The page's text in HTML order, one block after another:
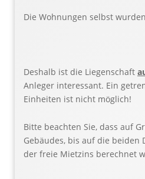
Die Wohnungen selbst
Deshalb ist die Liegenschaft
Anleger interessant. Ein
Einheiten ist nicht möglich!
Bitte beachten Sie, dass auf
Gebäudes, bis auf die beiden
der freie Mietzins berechnet